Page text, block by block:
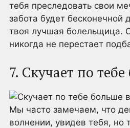
тебя преследовать свои
забота будет
твоя лучшая болельщица.
никогда не перестает
7. Скучает по
Мы часто замечаем, что
волнении, увидев тебя, но